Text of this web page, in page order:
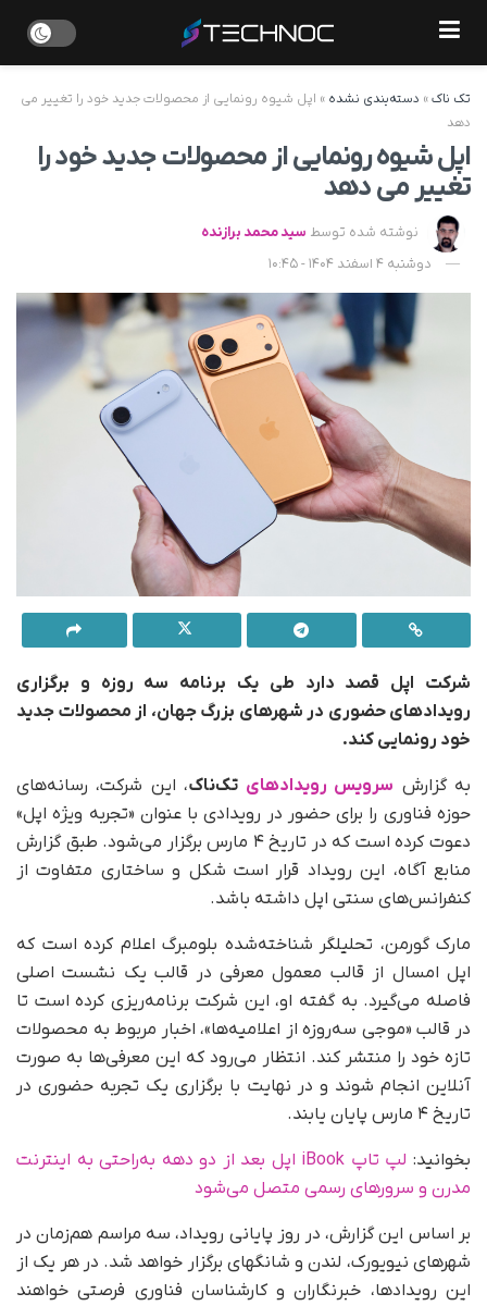
تک ناک» دسته‌بندی نشده » اپل شیوه رونمایی از محصولات جدید خود را تغییر می‌
دهد
اپل شیوه رونمایی از محصولات جدید خود را
تغییر می‌ دهد
نوشته شده توسط سید محمد برازنده
دوشنبه 4 اسفند 1404 - 10:45
شرکت اپل قصد دارد طی یک برنامه سه روزه و برگزاری
رویدادهای حضوری در شهرهای بزرگ جهان، از محصولات جدید
خود رونمایی کند.
به گزارش سرویس رویدادهای تک‌ناک، این شرکت، رسانه‌های
حوزه فناوری را برای حضور در رویدادی با عنوان «تجربه ویژه اپل»
دعوت کرده است که در تاریخ ۴ مارس برگزار می‌شود. طبق گزارش
منابع آگاه، این رویداد قرار است شکل و ساختاری متفاوت از
کنفرانس‌های سنتی اپل داشته باشد.
مارک گورمن، تحلیلگر شناخته‌شده بلومبرگ اعلام کرده است که
اپل امسال از قالب معمول معرفی در قالب یک نشست اصلی
فاصله می‌گیرد. به گفته او، این شرکت برنامه‌ریزی کرده است تا
در قالب «موجی سه‌روزه از اعلامیه‌ها»، اخبار مربوط به محصولات
تازه خود را منتشر کند. انتظار می‌رود که این معرفی‌ها به‌ صورت
آنلاین انجام شوند و در نهایت با برگزاری یک تجربه حضوری در
تاریخ ۴ مارس پایان یابند.
بخوانید:
لپ تاپ iBook اپل بعد از دو دهه به‌راحتی به اینترنت
مدرن و سرورهای رسمی متصل می‌شود
بر اساس این گزارش، در روز پایانی رویداد، سه مراسم هم‌زمان در
شهرهای نیویورک، لندن و شانگهای برگزار خواهد شد. در هر یک از
این رویدادها، خبرنگاران و کارشناسان فناوری فرصتی خواهند